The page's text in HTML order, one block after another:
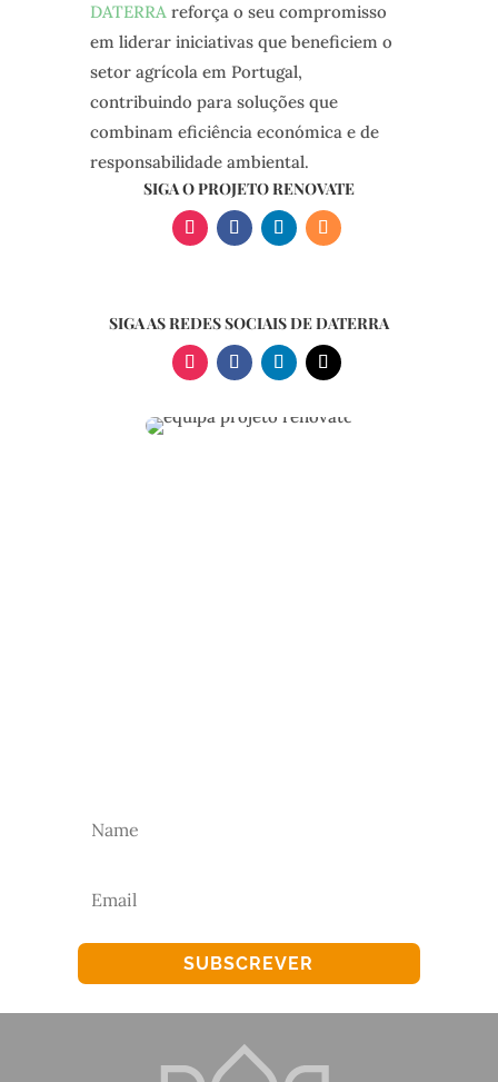
DATERRAreforça o seu compromisso
em liderar iniciativas que beneficiem o
setor agrícola em Portugal,
contribuindo para soluções que
combinam eficiência económica e de
responsabilidade ambiental.
SIGA O PROJETO RENOVATE
SIGA AS REDES SOCIAIS DE DATERRA
SUBSCREVER